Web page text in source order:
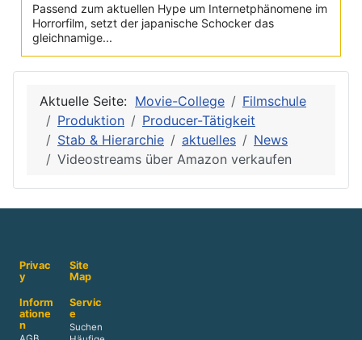
Passend zum aktuellen Hype um Internetphänomene im
Horrorfilm, setzt der japanische Schocker das
gleichnamige...
Aktuelle Seite: Movie-College
Filmschule
Produktion
Producer-Tätigkeit
Stab & Hierarchie
aktuelles
News
Videostreams über Amazon verkaufen
Privac
y
Site
Map
Inform
atione
n
Servic
e
Suchen